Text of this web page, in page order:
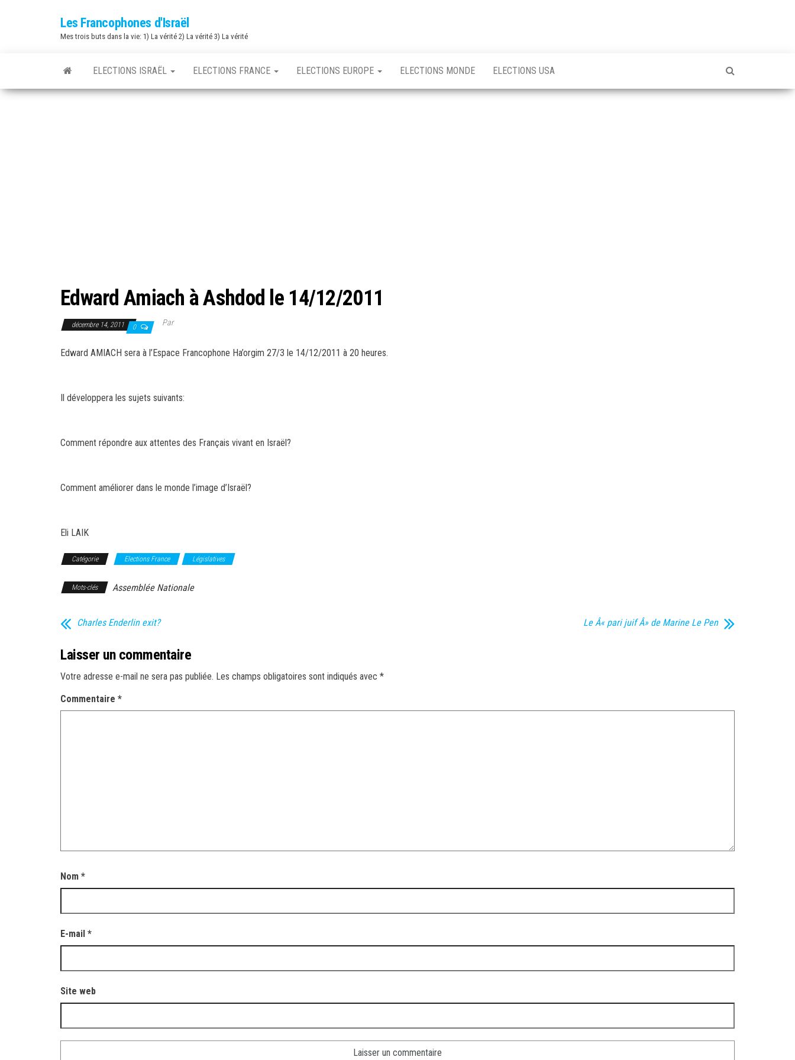
Les Francophones d'Israël
Mes trois buts dans la vie: 1) La vérité 2) La vérité 3) La vérité
ELECTIONS ISRAËL ELECTIONS FRANCE ELECTIONS EUROPE ELECTIONS MONDE ELECTIONS USA
Edward Amiach à Ashdod le 14/12/2011
décembre 14, 2011 0 Par
Edward AMIACH sera à l’Espace Francophone Ha’orgim 27/3 le 14/12/2011 à 20 heures.
Il développera les sujets suivants:
Comment répondre aux attentes des Français vivant en Israël?
Comment améliorer dans le monde l’image d’Israël?
Eli LAIK
Catégorie Elections France Législatives
Mots-clés Assemblée Nationale
Charles Enderlin exit? Le Â« pari juif Â» de Marine Le Pen
Laisser un commentaire
Votre adresse e-mail ne sera pas publiée. Les champs obligatoires sont indiqués avec *
Commentaire *
Nom *
E-mail *
Site web